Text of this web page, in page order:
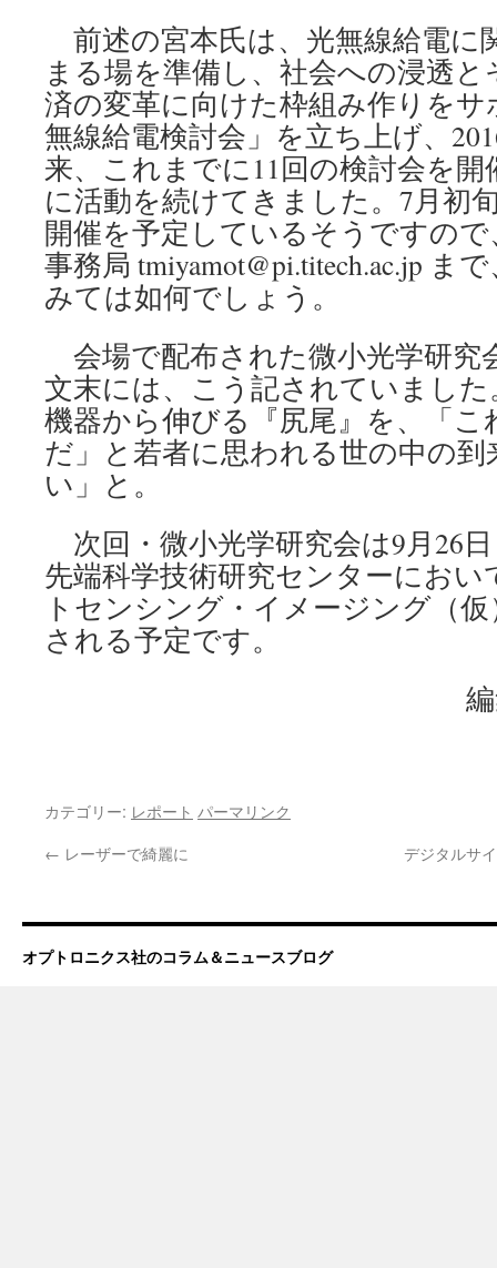
前述の宮本氏は、光無線給電に
まる場を準備し、社会への浸透
済の変革に向けた枠組み作りを
無線給電検討会」を立ち上げ、
来、これまでに11回の検討会を
に活動を続けてきました。7月初
開催を予定しているそうですの
事務局 tmiyamot@pi.titech.ac.jp ま
みては如何でしょう。
会場で配布された微小光学研究
文末には、こう記されていまし
機器から伸びる『尻尾』を、「
だ」と若者に思われる世の中の
い」と。
次回・微小光学研究会は9月26
先端科学技術研究センターにお
トセンシング・イメージング（
される予定です。
カテゴリー: レポート パーマリンク
← レーザーで綺麗に デジタルサ
オプトロニクス社のコラム＆ニュースブログ